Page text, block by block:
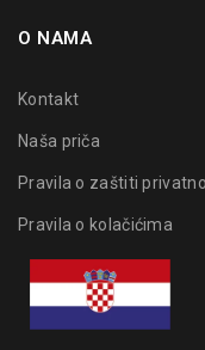
O NAMA
Kontakt
Naša priča
Pravila o zaštiti
Pravila o kolačićima